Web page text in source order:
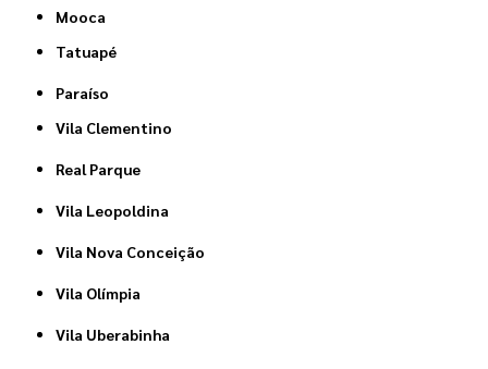
Mooca
Tatuapé
Paraíso
Vila Clementino
Real Parque
Vila Leopoldina
Vila Nova Conceição
Vila Olímpia
Vila Uberabinha